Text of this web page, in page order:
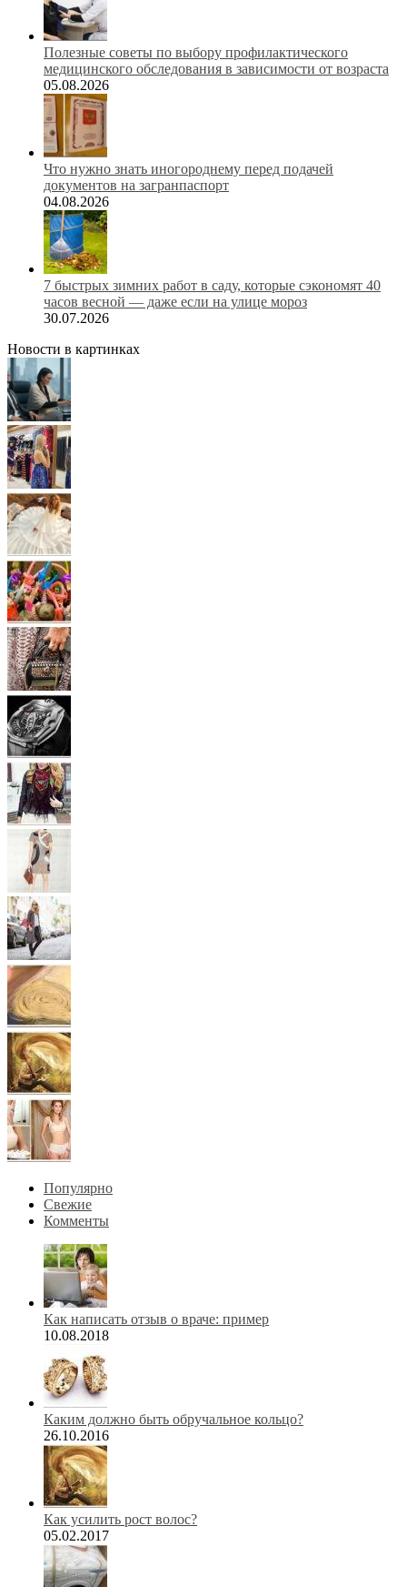
Полезные советы по выбору профилактического
медицинского обследования в зависимости от возраста
05.08.2026
Что нужно знать иногороднему перед подачей
документов на загранпаспорт
04.08.2026
7 быстрых зимних работ в саду, которые сэкономят 40
часов весной — даже если на улице мороз
30.07.2026
Новости в картинках
Популярно
Свежие
Комменты
Как написать отзыв о враче: пример
10.08.2018
Каким должно быть обручальное кольцо?
26.10.2016
Как усилить рост волос?
05.02.2017